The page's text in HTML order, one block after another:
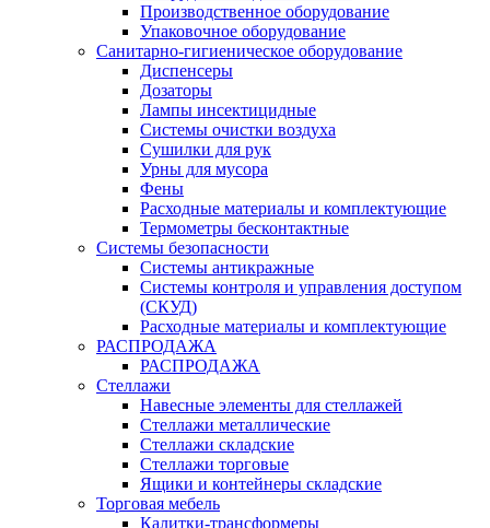
Производственное оборудование
Упаковочное оборудование
Санитарно-гигиеническое оборудование
Диспенсеры
Дозаторы
Лампы инсектицидные
Системы очистки воздуха
Сушилки для рук
Урны для мусора
Фены
Расходные материалы и комплектующие
Термометры бесконтактные
Системы безопасности
Системы антикражные
Системы контроля и управления доступом
(СКУД)
Расходные материалы и комплектующие
РАСПРОДАЖА
РАСПРОДАЖА
Стеллажи
Навесные элементы для стеллажей
Стеллажи металлические
Стеллажи складские
Стеллажи торговые
Ящики и контейнеры складские
Торговая мебель
Калитки-трансформеры